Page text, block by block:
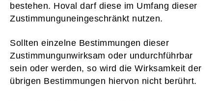
bestehen. Hoval darf diese im Umfang dieser
Zustimmunguneingeschränkt nutzen.
Sollten einzelne Bestimmungen dieser
Zustimmungunwirksam oder undurchführbar
sein oder werden, so wird die Wirksamkeit der
übrigen Bestimmungen hiervon nicht berührt.